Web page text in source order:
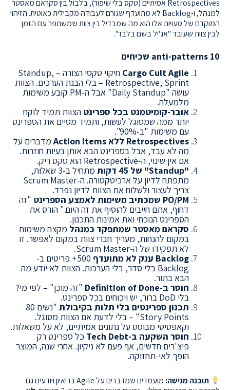
Retrospectives אמיתיים (טקס בלי שיפור), בלבול בין סקראם מאסטר
למנהל, ו-Backlog לא מתועדף שגורם לעבודה מקבילית כאוטית. הזיהוי
המוקדם של טעויות אלו הוא מה שמבדיל בין צוות שמשתפר עם הזמן
לבין צוות שעובד "אג'יל בשם בלבד".
10 anti-patterns שכיחים
Cargo Cult Agile
חיקוי טקסי הצורה – Standup,
Retrospective, Sprint – בלי הבנת הערכים. הצוות
עושה "Daily Standup" אבל ה-PM קובע משימות
מלמעלה.
אובר-קומיטמנט בכל ספרינט הצוות תמיד לוקח
יותר ממה שמסוגל לעשות, ותמיד מסיים את הספרינט
עם משימות "ב-90%".
Retrospectives ללא Action Items
מדברים על
מה לא עבד, אבל בספרינט הבא אותן בעיות חוזרות.
אם אין שינוי, ה-Retrospective הוא טקס ריק.
"Standup" של 45 דקות
מתחיל ב-3 שאלות,
מתפתח לדיון על ארכיטקטורה. ה-Scrum Master
צריך לעצור ולשלוח את הצוות לדיון נפרד.
PO/PM שמכתיב משימות לאמצע הספרינט
"זה
דחוף, אתם חייבים להוסיף את זה היום." הורס את
הספרינט הנוכחי ואת אמינות התכנון.
סקראם מאסטר שמתפקד כמנהל מקצה משימות
במקום להנחות, מעריך חברי צוות במקום לאפשר. זו
לא תפקידו של ה-Scrum Master.
Backlog ענק לא מתועדף
500+ פריטים ב-
Backlog בלי סדר, בלי הערכות. הצוות לא יודע מה
הבא בתור.
חוסר ב-Definition of Done
"זה מוכן" – לפי מי?
בלי DoD ברור, יש ויכוחים בכל ספרינט.
תכנון ספרינטים בלי תלות בקיבולת
"נשים 80
Story Points" – בלי לדעת אם הצוות מסוגל.
וקאפסיטי מבוסס על נתונים אמיתיים, לא על משאלות.
חוסר השקעה ב-Tech Debt
כל ספרינט רק
פיצ'רים חדשים, אף פעם לא ניקיון. אחרי שנה, המוצר
הופך לאי-תחזוקה.
תובנה מנישה:
מועמדים שמדברים על Agile בריאיון ויודעים גם